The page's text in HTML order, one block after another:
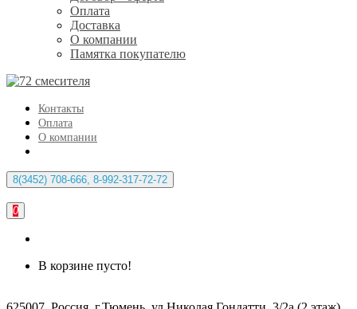
Оплата
Доставка
О компании
Памятка покупателю
Контакты
Оплата
О компании
8(3452) 708-666, 8-992-317-72-72
0
В корзине пусто!